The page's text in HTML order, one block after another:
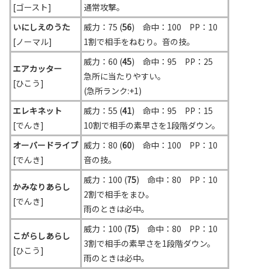
[ゴースト]
通常攻撃。
いにしえのうた
[ノーマル]
威力：75 (56) 命中：100 PP：10
1割で相手をねむり。音の技。
エアカッター
[ひこう]
威力：60 (45) 命中：95 PP：25
急所に当たりやすい。
(急所ランク:+1)
エレキネット
[でんき]
威力：55 (41) 命中：95 PP：15
10割で相手の素早さを1段階ダウン。
オーバードライブ
[でんき]
威力：80 (60) 命中：100 PP：10
音の技。
かみなりあらし
[でんき]
威力：100 (75) 命中：80 PP：10
2割で相手をまひ。
雨のときは必中。
こがらしあらし
[ひこう]
威力：100 (75) 命中：80 PP：10
3割で相手の素早さを1段階ダウン。
雨のときは必中。